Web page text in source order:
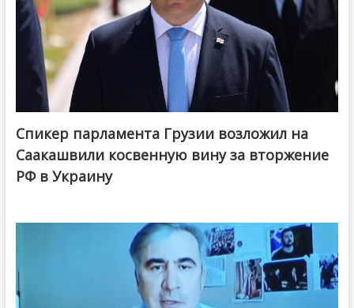
Спикер парламента Грузии возложил на
Саакашвили косвенную вину за вторжение
РФ в Украину